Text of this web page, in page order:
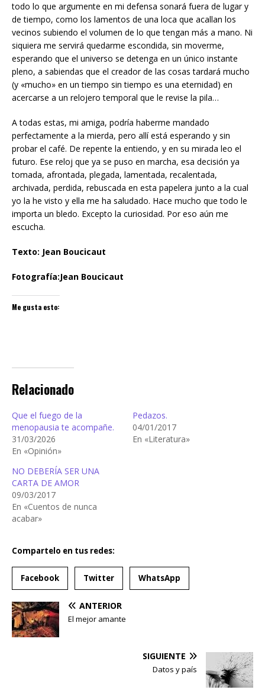
todo lo que argumente en mi defensa sonará fuera de lugar y
de tiempo, como los lamentos de una loca que acallan los
vecinos subiendo el volumen de lo que tengan más a mano. Ni
siquiera me servirá quedarme escondida, sin moverme,
esperando que el universo se detenga en un único instante
pleno, a sabiendas que el creador de las cosas tardará mucho
(y «mucho» en un tiempo sin tiempo es una eternidad) en
acercarse a un relojero temporal que le revise la pila…
A todas estas, mi amiga, podría haberme mandado
perfectamente a la mierda, pero allí está esperando y sin
probar el café. De repente la entiendo, y en su mirada leo el
futuro. Ese reloj que ya se puso en marcha, esa decisión ya
tomada, afrontada, plegada, lamentada, recalentada,
archivada, perdida, rebuscada en esta papelera junto a la cual
yo la he visto y ella me ha saludado. Hace mucho que todo le
importa un bledo. Excepto la curiosidad. Por eso aún me
escucha.
Texto: Jean Boucicaut
Fotografía:Jean Boucicaut
Me gusta esto:
Relacionado
Que el fuego de la
menopausia te acompañe.
31/03/2026
En «Opinión»
Pedazos.
04/01/2017
En «Literatura»
NO DEBERÍA SER UNA
CARTA DE AMOR
09/03/2017
En «Cuentos de nunca
acabar»
Compartelo en tus redes:
Facebook Twitter WhatsApp
ANTERIOR
El mejor amante
SIGUIENTE
Datos y país